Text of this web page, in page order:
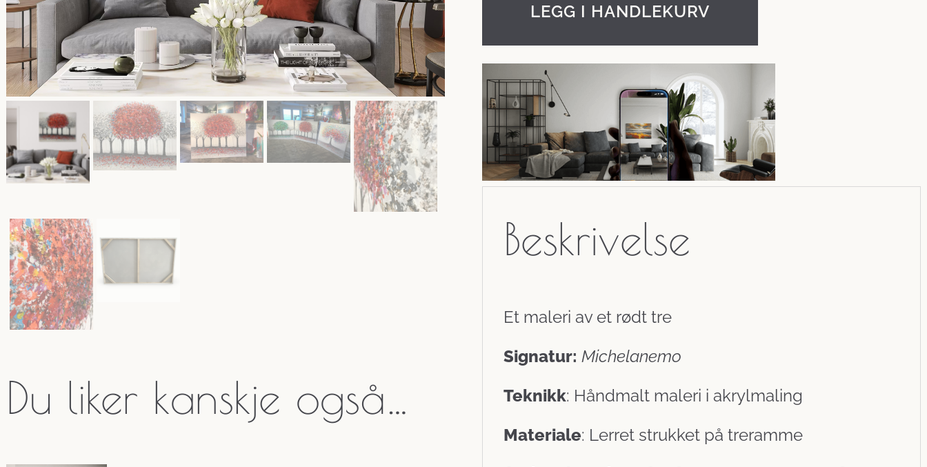
LEGG I HANDLEKURV
Beskrivelse
Et maleri av et rødt tre
Signatur: Michelanemo
Teknikk: Håndmalt maleri i akrylmaling
Materiale: Lerret strukket på treramme
Du liker kanskje også…